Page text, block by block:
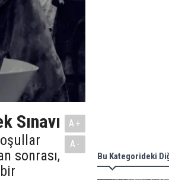
Sınavı
sonrası,
A+
A-
Bu Kategorideki